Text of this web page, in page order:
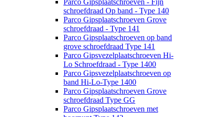
Parco Gipsplaatschroeven - Fijn
schroefdraad Op band - Type 140
Parco Gipsplaatschroeven Grove
schroefdraad - Type 141
Parco Gipsplaatschroeven op band
grove schroefdraad Type 141
Parco Gipsvezelplaatschroeven Hi-
Lo Schroefdraad - Type 1400
Parco Gipsvezelplaatschroeven op
band Hi-Lo-Type 1400
Parco Gipsplaatschroeven Grove
schroefdraad Type GG
Parco Gipsplaatschroeven met